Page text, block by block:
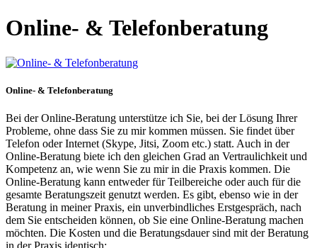
Online- & Telefonberatung
Online- & Telefonberatung
Bei der Online-Beratung unterstütze ich Sie, bei der Lösung Ihrer
Probleme, ohne dass Sie zu mir kommen müssen. Sie findet über
Telefon oder Internet (Skype, Jitsi, Zoom etc.) statt. Auch in der
Online-Beratung biete ich den gleichen Grad an Vertraulichkeit und
Kompetenz an, wie wenn Sie zu mir in die Praxis kommen. Die
Online-Beratung kann entweder für Teilbereiche oder auch für die
gesamte Beratungszeit genutzt werden. Es gibt, ebenso wie in der
Beratung in meiner Praxis, ein unverbindliches Erstgespräch, nach
dem Sie entscheiden können, ob Sie eine Online-Beratung machen
möchten. Die Kosten und die Beratungsdauer sind mit der Beratung